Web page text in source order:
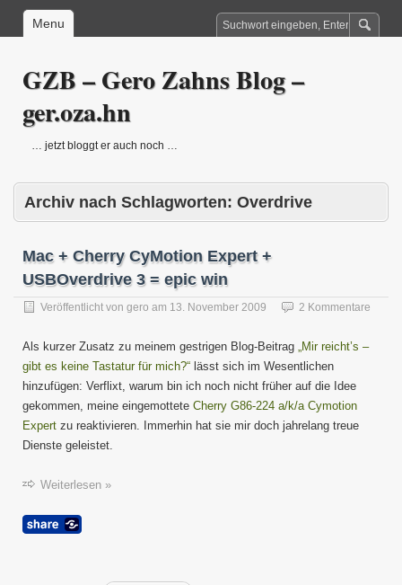
Menu
GZB – Gero Zahns Blog –
ger.oza.hn
… jetzt bloggt er auch noch …
Archiv nach Schlagworten: Overdrive
Mac + Cherry CyMotion Expert +
USBOverdrive 3 = epic win
Veröffentlicht von gero am 13. November 2009 2 Kommentare
Als kurzer Zusatz zu meinem gestrigen Blog-Beitrag „Mir reicht’s –
gibt es keine Tastatur für mich?“ lässt sich im Wesentlichen
hinzufügen: Verflixt, warum bin ich noch nicht früher auf die Idee
gekommen, meine eingemottete Cherry G86-224 a/k/a Cymotion
Expert zu reaktivieren. Immerhin hat sie mir doch jahrelang treue
Dienste geleistet.
Weiterlesen »